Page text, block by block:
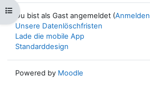
Kursindex öffnen
Du bist als Gast angemeldet (Anmelden
Unsere Datenlöschfristen
Lade die mobile App
Standarddesign
Powered by Moodle